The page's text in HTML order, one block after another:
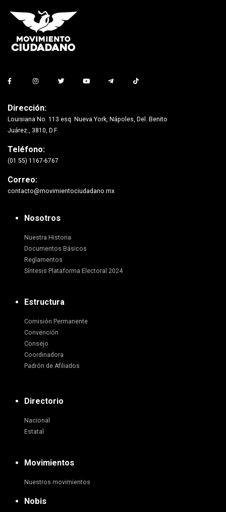
Dirección:
Louisiana No. 113 esq. Nueva York, Nápoles, Del. Benito
Juárez., 3810, D.F.
Teléfono:
(01 55) 1167-6767
Correo:
contacto@movimientociudadano.mx
Nosotros
Nuestra Historia
Documentos Básicos
Reglamentos
Síntesis Plataforma Electoral 2024
Estructura
Comisión Permanente
Convención
Consejo
Coordinadora
Padrón de Afiliados
Directorio
Nacional
Estatal
Movimientos
Nuestros movimientos
Nobis